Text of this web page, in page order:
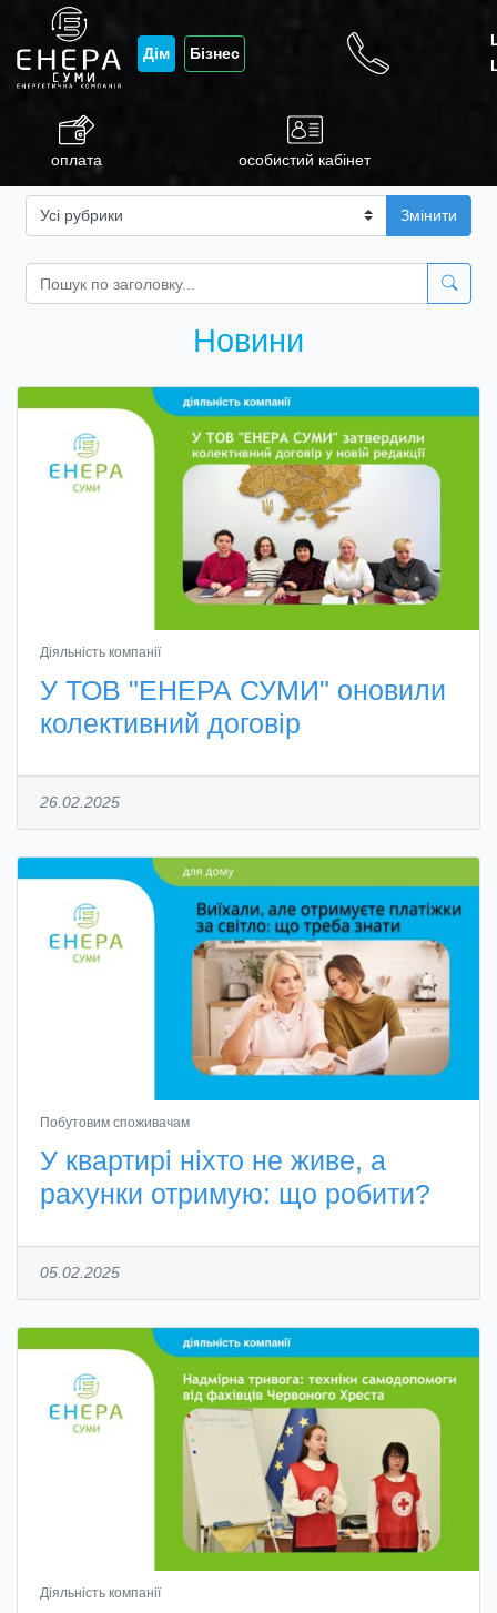
Дім Бізнес
оплата особистий кабінет
Змінити
Новини
Діяльність компанії
У ТОВ "ЕНЕРА СУМИ" оновили
колективний договір
26.02.2025
Побутовим споживачам
У квартирі ніхто не живе, а
рахунки отримую: що робити?
05.02.2025
Діяльність компанії